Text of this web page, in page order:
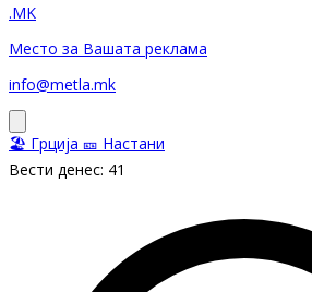
.MK
Место за Вашата реклама
info@metla.mk
🏖️ Грција 🎫 Настани
Вести денес: 41